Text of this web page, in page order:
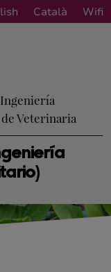
Català Wifi
Veterinaria